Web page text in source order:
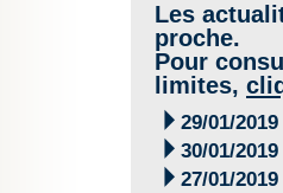
Les
proche.
Pour
limites,
 29/01/2019
 30/01/2019
 27/01/2019